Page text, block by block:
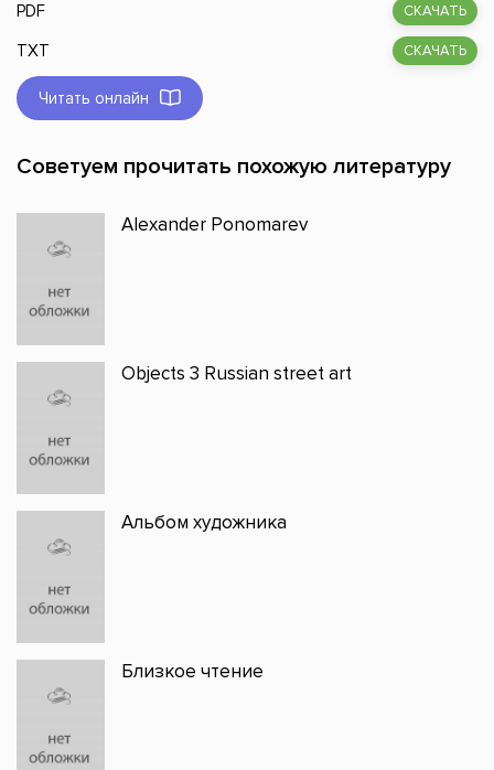
PDF СКАЧАТЬ
TXT СКАЧАТЬ
Читать онлайн
Советуем прочитать похожую литературу
Alexander Ponomarev
Objects 3 Russian street art
Альбом художника
Близкое чтение